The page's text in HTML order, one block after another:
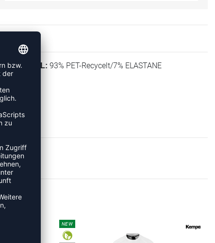
MATERIAL: 93% PET-Recycelt/7% ELASTANE
NEW